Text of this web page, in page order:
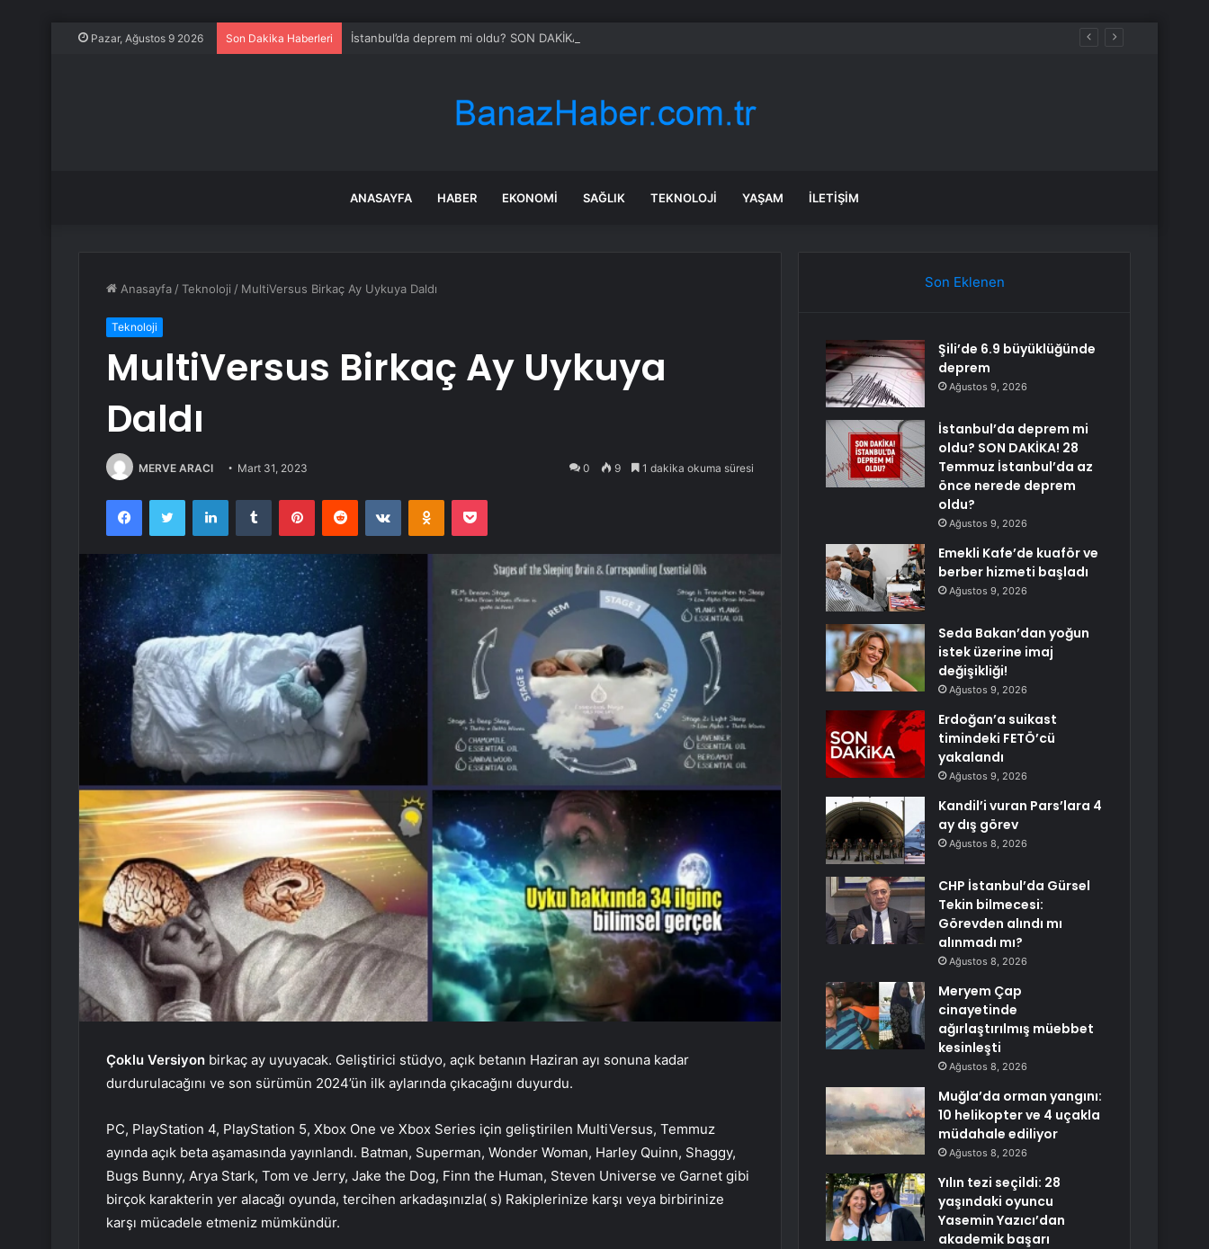
Pazar, Ağustos 9 2026 Son Dakika Haberleri İstanbul’da deprem mi oldu? SON DAKİKA! 28 Temmuz İstanbul’da az önce nerede deprem oldu?
ANASAYFA HABER EKONOMI SAĞLIK TEKNOLOJI YAŞAM İLETIŞIM
Anasayfa /Teknoloji / MultiVersus Birkaç Ay Uykuya Daldı
Teknoloji
MultiVersus Birkaç Ay Uykuya
Daldı
MERVE ARACI Mart 31, 2023 0 9 1 dakika okuma süresi
FacebookTwitter LinkedInTumblr PinterestReddit VKontakteOdnoklassniki
Pocket
Çoklu Versiyon birkaç ay uyuyacak. Geliştirici stüdyo, açık betanın Haziran ayı sonuna kadar
durdurulacağını ve son sürümün 2024’ün ilk aylarında çıkacağını duyurdu.
PC, PlayStation 4, PlayStation 5, Xbox One ve Xbox Series için geliştirilen MultiVersus, Temmuz
ayında açık beta aşamasında yayınlandı. Batman, Superman, Wonder Woman, Harley Quinn, Shaggy,
Bugs Bunny, Arya Stark, Tom ve Jerry, Jake the Dog, Finn the Human, Steven Universe ve Garnet gibi
birçok karakterin yer alacağı oyunda, tercihen arkadaşınızla( s) Rakiplerinize karşı veya birbirinize
karşı mücadele etmeniz mümkündür.
Son Eklenen
Şili’de 6.9 büyüklüğünde
deprem
Ağustos 9, 2026
İstanbul’da deprem mi
oldu? SON DAKİKA! 28
Temmuz İstanbul’da az
önce nerede deprem
oldu?
Ağustos 9, 2026
Emekli Kafe’de kuaför ve
berber hizmeti başladı
Ağustos 9, 2026
Seda Bakan’dan yoğun
istek üzerine imaj
değişikliği!
Ağustos 9, 2026
Erdoğan’a suikast
timindeki FETÖ’cü
yakalandı
Ağustos 9, 2026
Kandil’i vuran Pars’lara 4
ay dış görev
Ağustos 8, 2026
CHP İstanbul’da Gürsel
Tekin bilmecesi:
Görevden alındı mı
alınmadı mı?
Ağustos 8, 2026
Meryem Çap
cinayetinde
ağırlaştırılmış müebbet
kesinleşti
Ağustos 8, 2026
Muğla’da orman yangını:
10 helikopter ve 4 uçakla
müdahale ediliyor
Ağustos 8, 2026
Yılın tezi seçildi: 28
yaşındaki oyuncu
Yasemin Yazıcı’dan
akademik başarı